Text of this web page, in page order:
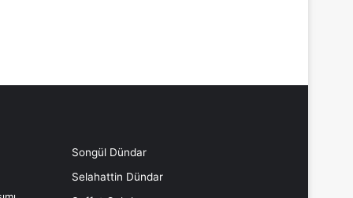
Songül Dündar
Selahattin Dündar